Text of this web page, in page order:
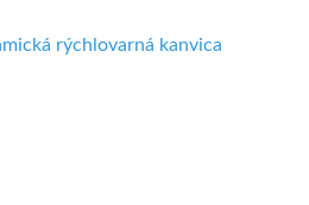
rýchlovarná kanvica